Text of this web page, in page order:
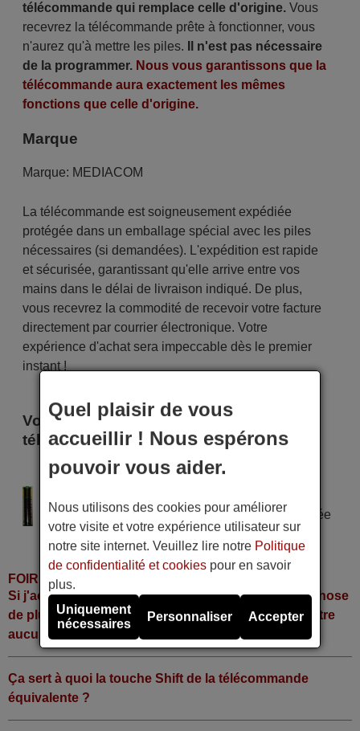
télécommande qui remplace celle d'origine.Vous
recevrez la télécommande prête à fonctionner, vous
n'aurez qu'à mettre les piles.
Il n'est pas nécessaire
de la programmer. Nous vous garantissons que la
télécommande aura exactement les mêmes
fonctions que celle d'origine.
Marque
Marque: MEDIACOM
La télécommande est soigneusement expédiée
protégée dans un emballage spécial avec les piles
nécessaires (si demandées). L'expédition est rapide
et sécurisée, garantissant qu'elle arrive entre vos
mains dans le délai de livraison indiqué. De plus,
vous recevrez la commodité de recevoir votre facture
directement par courrier électronique. Votre
expérience d'achat sera impeccable dès le premier
instant !
Voici certains modèles qui utilisent cette
télécommande
MEDIACOM M-DTRZ 400
Pile alcaline type AAA LR06 tension 1,5 V utilisée
dans la grande majorité de télécommandes.
FOIRE AUX QUESTIONS
Si j'achète la télécommande, dois-je faire quelque chose
de plus ou fonctionne-t-elle directement sans y mettre
aucun code?
Ça sert à quoi la touche Shift de la télécommande
équivalente ?
Quel plaisir de vous
accueillir ! Nous espérons
pouvoir vous aider.
Nous utilisons des cookies pour améliorer
votre visite et votre expérience utilisateur sur
notre site internet. Veuillez lire notre Politique
de confidentialité et cookies pour en savoir
plus.
Uniquement
nécessaires
Personnaliser Accepter